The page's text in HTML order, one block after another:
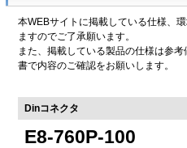
本WEBサイトに掲載している仕様、
ますのでご了承願います。
また、掲載している製品の仕様は参
書で内容のご確認をお願いします。
Dinコネクタ
E8-760P-100